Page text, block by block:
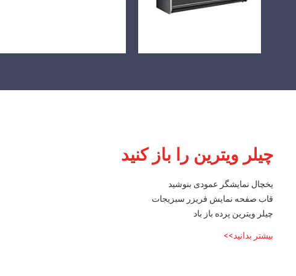
چیلر ویترین را باز کنید
یخچال نمایشگر عمودی بنوشید
قاب صفحه نمایش فریزر سبزیجات
چیلر ویترین پرده باز باد
بیشتر بدانید>>